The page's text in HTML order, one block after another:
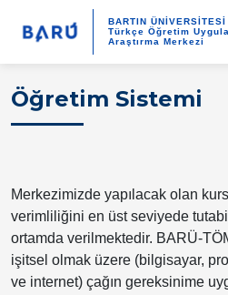
BARTIN ÜNİVERSİTESİ
Türkçe Öğretim
Araştırma Merkezi
Öğretim Sistemi
Merkezimizde yapılacak olan
verimliliğini en üst seviyede
ortamda verilmektedir. BARÜ-
işitsel olmak üzere (bilgisayar,
ve internet) çağın gereksinime